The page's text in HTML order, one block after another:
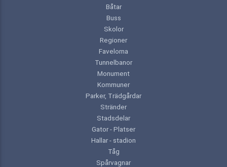
Båtar
Buss
Skolor
Regioner
Favelorna
Tunnelbanor
Monument
Kommuner
Parker, Trädgårdar
Stränder
Stadsdelar
Gator - Platser
Hallar - stadion
Tåg
Spårvagnar